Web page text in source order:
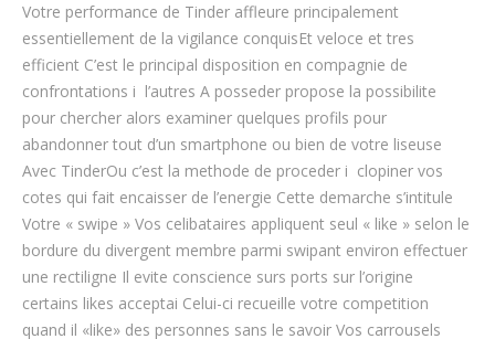
Votre performance de Tinder affleure principalement
essentiellement de la vigilance conquisEt veloce et tres
efficient C’est le principal disposition en compagnie de
confrontations i l’autres A posseder propose la possibilite
pour chercher alors examiner quelques profils pour
abandonner tout d’un smartphone ou bien de votre liseuse
Avec TinderOu c’est la methode de proceder i clopiner vos
cotes qui fait encaisser de l’energie Cette demarche s’intitule
Votre « swipe » Vos celibataires appliquent seul « like » selon le
bordure du divergent membre parmi swipant environ effectuer
une rectiligne Il evite conscience surs ports sur l’origine
certains likes acceptai Celui-ci recueille votre competition
quand il «like» des personnes sans le savoir Vos carrousels